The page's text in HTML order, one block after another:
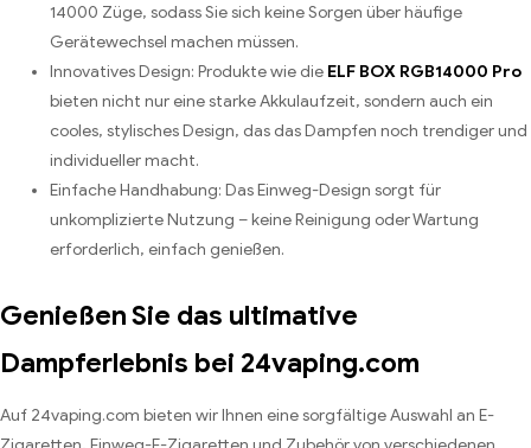
14000 Züge, sodass Sie sich keine Sorgen über häufige
Gerätewechsel machen müssen.
Innovatives Design: Produkte wie die ELF BOX RGB14000 Pro
bieten nicht nur eine starke Akkulaufzeit, sondern auch ein
cooles, stylisches Design, das das Dampfen noch trendiger und
individueller macht.
Einfache Handhabung: Das Einweg-Design sorgt für
unkomplizierte Nutzung – keine Reinigung oder Wartung
erforderlich, einfach genießen.
Genießen Sie das ultimative
Dampferlebnis bei 24vaping.com
Auf 24vaping.com bieten wir Ihnen eine sorgfältige Auswahl an E-